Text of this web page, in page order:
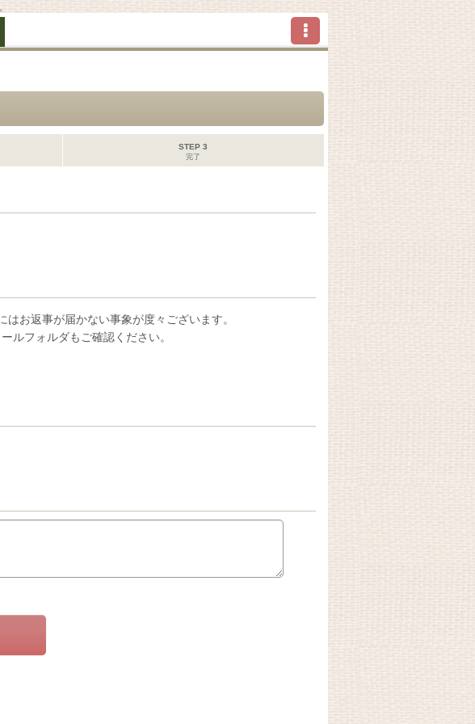
STEP 3
完了
お返事が届かない事象が度々ございます。
ルフォルダもご確認ください。